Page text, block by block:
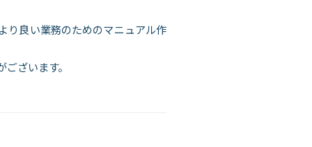
り良い業務のためのマニュアル作
ざいます。